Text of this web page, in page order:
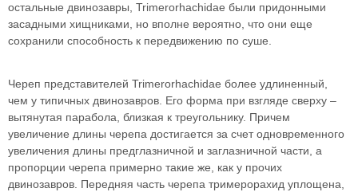
остальные двинозавры, Trimerorhachidae были придонными
засадными хищниками, но вполне вероятно, что они еще
сохранили способность к передвижению по суше.
Череп представителей Trimerorhachidae более удлиненный,
чем у типичных двинозавров. Его форма при взгляде сверху –
вытянутая парабола, близкая к треугольнику. Причем
увеличение длины черепа достигается за счет одновременного
увеличения длины предглазничной и заглазничной части, а
пропорции черепа примерно такие же, как у прочих
двинозавров. Передняя часть черепа тримерорахид уплощена,